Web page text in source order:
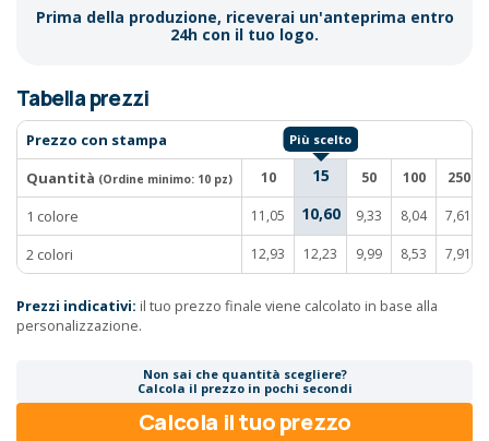
Prima della produzione, riceverai un'anteprima entro
24h con il tuo logo.
Tabella prezzi
Prezzo con stampa
Quantità (Ordine minimo: 10 pz) 10 15 50 100 250
1 colore 11,05 10,60 9,33 8,04 7,61
2 colori 12,93 12,23 9,99 8,53 7,91
Prezzi indicativi: il tuo prezzo finale viene calcolato in base alla
personalizzazione.
Non sai che quantità scegliere?
Calcola il prezzo in pochi secondi
Calcola il tuo prezzo